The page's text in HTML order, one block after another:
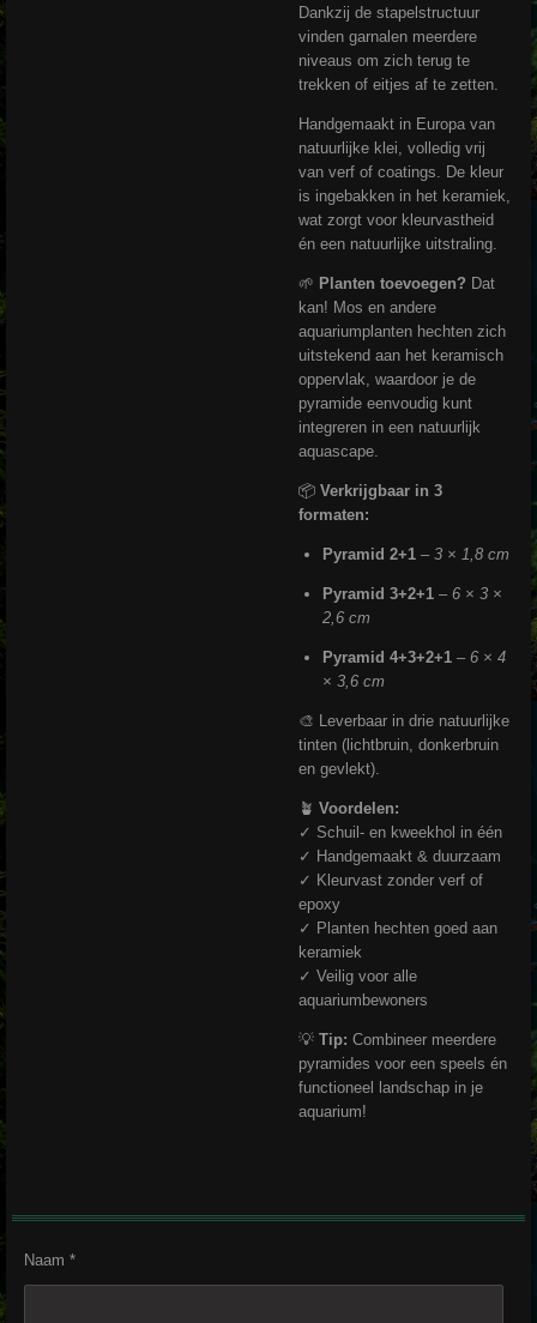
Dankzij de stapelstructuur
vinden garnalen meerdere
niveaus om zich terug te
trekken of eitjes af te zetten.
Handgemaakt in Europa van
natuurlijke klei, volledig vrij
van verf of coatings. De kleur
is ingebakken in het keramiek,
wat zorgt voor kleurvastheid
én een natuurlijke uitstraling.
🌱 Planten toevoegen? Dat
kan! Mos en andere
aquariumplanten hechten zich
uitstekend aan het keramisch
oppervlak, waardoor je de
pyramide eenvoudig kunt
integreren in een natuurlijk
aquascape.
📦 Verkrijgbaar in 3
formaten:
Pyramid 2+1– 3 × 1,8 cm
Pyramid 3+2+1– 6 × 3 ×
2,6 cm
Pyramid 4+3+2+1– 6 × 4
× 3,6 cm
🎨 Leverbaar in drie natuurlijke
tinten (lichtbruin, donkerbruin
en gevlekt).
🪴 Voordelen:
✓ Schuil- en kweekhol in één
✓ Handgemaakt & duurzaam
✓ Kleurvast zonder verf of
epoxy
✓ Planten hechten goed aan
keramiek
✓ Veilig voor alle
aquariumbewoners
💡 Tip: Combineer meerdere
pyramides voor een speels én
functioneel landschap in je
aquarium!
Naam *